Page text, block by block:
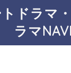
ドラマ
ラマNAVI